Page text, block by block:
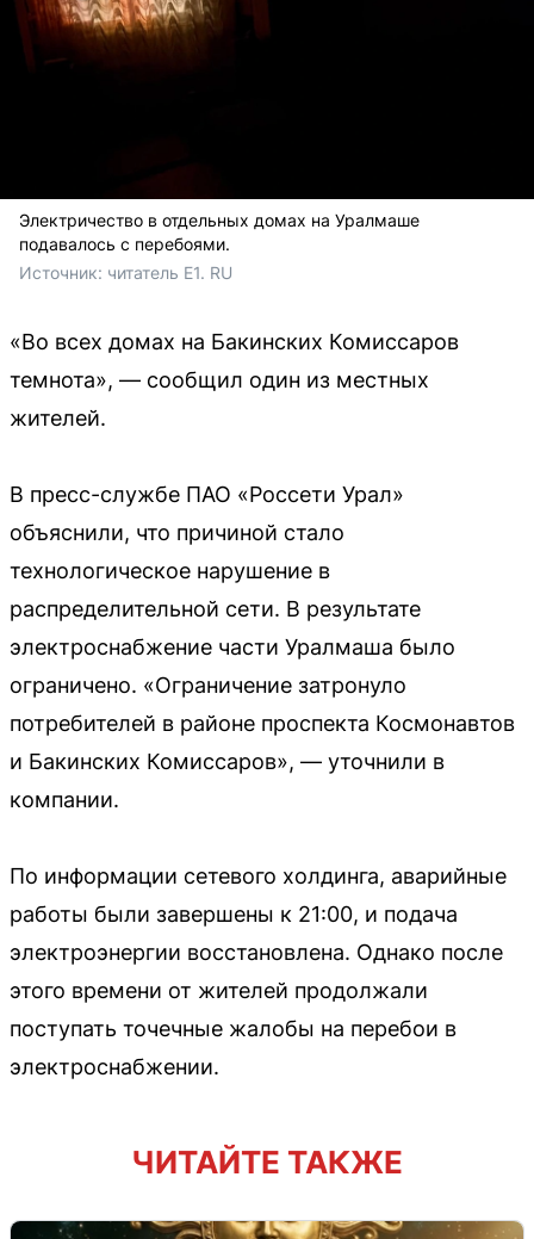
Электричество в отдельных домах на Уралмаше
подавалось с перебоями.
Источник: читатель E1. RU
«Во всех домах на Бакинских Комиссаров
темнота», — сообщил один из местных
жителей.
В пресс-службе ПАО «Россети Урал»
объяснили, что причиной стало
технологическое нарушение в
распределительной сети. В результате
электроснабжение части Уралмаша было
ограничено. «Ограничение затронуло
потребителей в районе проспекта Космонавтов
и Бакинских Комиссаров», — уточнили в
компании.
По информации сетевого холдинга, аварийные
работы были завершены к 21:00, и подача
электроэнергии восстановлена. Однако после
этого времени от жителей продолжали
поступать точечные жалобы на перебои в
электроснабжении.
ЧИТАЙТЕ ТАКЖЕ